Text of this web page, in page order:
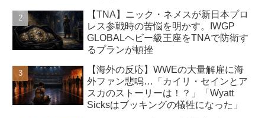
【TNA】ニック・ネメスが新日本プロ
レス参戦時の苦悩を明かす。IWGP
GLOBALヘビー級王座をTNAで防衛す
るプランが頓挫
【海外の反応】WWEの大量解雇に海
外ファン悲鳴…「カイリ・セインとア
スカのストーリーは！？」「Wyatt
Sicksはブッキングの犠牲になった」